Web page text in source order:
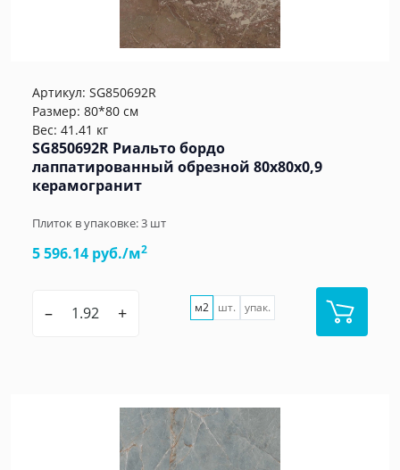
Артикул: SG850692R
Размер: 80*80 см
Вес: 41.41 кг
SG850692R Риальто бордо
лаппатированный обрезной 80x80x0,9
керамогранит
Плиток в упаковке:3 шт
5 596.14 руб./м2
– + м2 шт. упак.